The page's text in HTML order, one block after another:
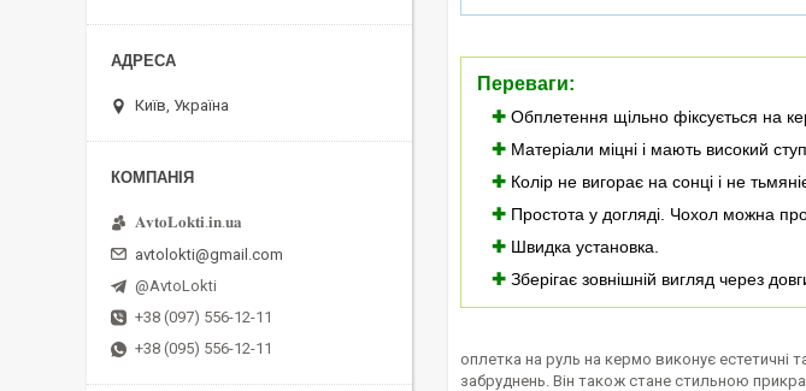
Переваги:
✚ Обплетення щільно фіксується на
✚ Матеріали міцні і мають високий
✚ Колір не вигорає на сонці і не
✚ Простота у догляді. Чохол можна
✚ Швидка установка.
✚ Зберігає зовнішній вигляд через
оплетка на руль на кермо виконує естетичні
забруднень. Він також стане стильною
Київ, Україна
𝐀𝐯𝐭𝐨𝐋𝐨𝐤𝐭𝐢.𝐢𝐧.𝐮𝐚
avtolokti@gmail.com
@AvtoLokti
+38 (097) 556-12-11
+38 (095) 556-12-11